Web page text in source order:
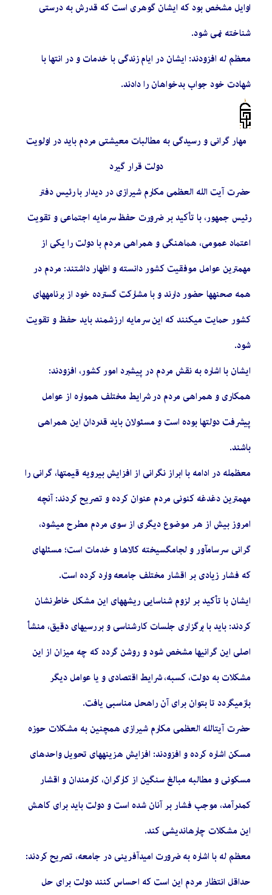
اوایل مشخص بود که ایشان گوهری است که قدرش به درستی
شناخته نمی شود.
معظم له افزودند: ایشان در ایام زندگی با خدمات و در انتها با
شهادت خود جواب بدخواهان را دادند.
مهار گرانی و رسیدگی به مطالبات معیشتی مردم باید در اولویت
دولت قرار گیرد
حضرت آیت الله العظمی مکارم شیرازی در دیدار با رئیس دفتر
رئیس جمهور، با تأکید بر ضرورت حفظ سرمایه اجتماعی و تقویت
اعتماد عمومی، هماهنگی و همراهی مردم با دولت را یکی از
مهمترین عوامل موفقیت کشور دانسته و اظهار داشتند: مردم در
همه صحنهها حضور دارند و با مشارکت گسترده خود از برنامههای
کشور حمایت میکنند که این سرمایه ارزشمند باید حفظ و تقویت
شود.
ایشان با اشاره به نقش مردم در پیشبرد امور کشور، افزودند:
همکاری و همراهی مردم در شرایط مختلف همواره از عوامل
پیشرفت دولتها بوده است و مسئولان باید قدردان این همراهی
باشند.
معظمله در ادامه با ابراز نگرانی از افزایش بیرویه قیمتها، گرانی را
مهمترین دغدغه کنونی مردم عنوان کرده و تصریح کردند: آنچه
امروز بیش از هر موضوع دیگری از سوی مردم مطرح میشود،
گرانی سرسامآور و لجامگسیخته کالاها و خدمات است؛ مسئلهای
که فشار زیادی بر اقشار مختلف جامعه وارد کرده است.
ایشان با تأکید بر لزوم شناسایی ریشههای این مشکل خاطرنشان
کردند: باید با برگزاری جلسات کارشناسی و بررسیهای دقیق، منشأ
اصلی این گرانیها مشخص شود و روشن گردد که چه میزان از این
مشکلات به دولت، کسبه، شرایط اقتصادی و یا عوامل دیگر
بازمیگردد تا بتوان برای آن راهحل مناسبی یافت.
حضرت آیتالله العظمی مکارم شیرازی همچنین به مشکلات حوزه
مسکن اشاره کرده و افزودند: افزایش هزینههای تحویل واحدهای
مسکونی و مطالبه مبالغ سنگین از کارگران، کارمندان و اقشار
کمدرآمد، موجب فشار بر آنان شده است و دولت باید برای کاهش
این مشکلات چارهاندیشی کند.
معظم له با اشاره به ضرورت امیدآفرینی در جامعه، تصریح کردند:
حداقل انتظار مردم این است که احساس کنند دولت برای حل